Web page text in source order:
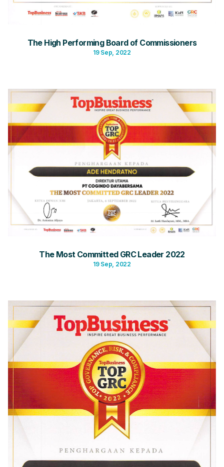
The High Performing Board of Commissioners
19 Sep, 2022
The Most Committed GRC Leader 2022
19 Sep, 2022